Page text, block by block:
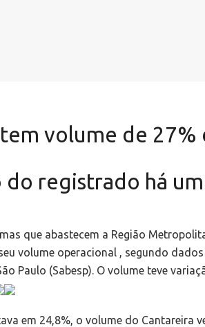
volume de 27%
registrado há
que abastecem a Região
volume operacional , segundo
Paulo (Sabesp). O volume teve
em 24,8%, o volume do Cantareira